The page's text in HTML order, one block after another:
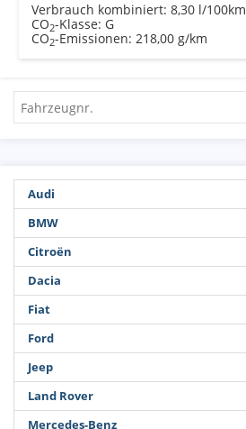
Verbrauch kombiniert: 8,30 l/100km
CO2-Klasse: G
CO2-Emissionen: 218,00 g/km
Fahrzeugnr.
Audi
BMW
Citroën
Dacia
Fiat
Ford
Jeep
Land Rover
Mercedes-Benz